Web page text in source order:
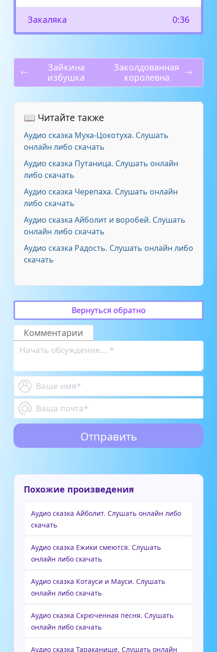
Закаляка 0:36
Зайкина
избушка
Заколдованная
королевна
📖 Читайте также
Аудио сказка Муха-Цокотуха. Слушать
онлайн либо скачать
Аудио сказка Путаница. Слушать онлайн
либо скачать
Аудио сказка Черепаха. Слушать онлайн
либо скачать
Аудио сказка Айболит и воробей. Слушать
онлайн либо скачать
Аудио сказка Радость. Слушать онлайн либо
скачать
Вернуться обратно
Комментарии
Похожие произведения
Аудио сказка Айболит. Слушать онлайн либо
скачать
Аудио сказка Ежики смеются. Слушать
онлайн либо скачать
Аудио сказка Котауси и Мауси. Слушать
онлайн либо скачать
Аудио сказка Скрюченная песня. Слушать
онлайн либо скачать
Аудио сказка Тараканище. Слушать онлайн